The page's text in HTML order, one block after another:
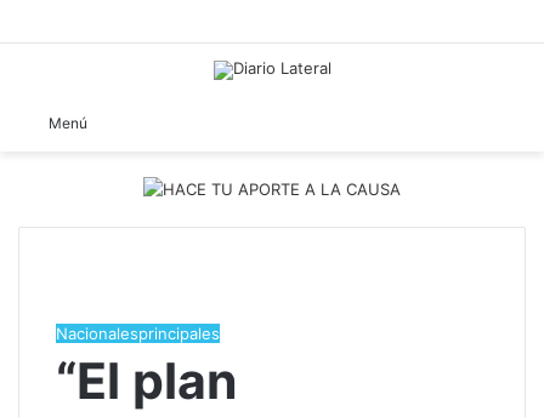
Menú
Nacionalesprincipales
​“El plan